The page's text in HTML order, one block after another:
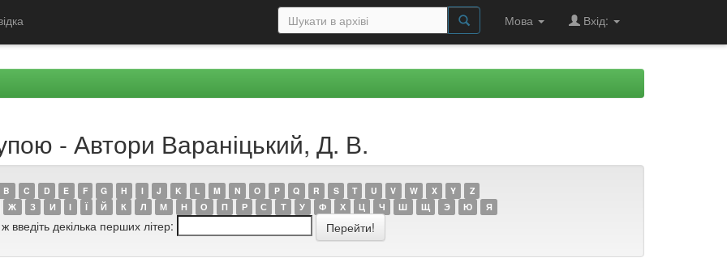
Мова Вхід:
- Автори Вараніцький, Д. В.
B C D E F G H I J K L M N O P Q R S T U V W X Y
Z
Ж З И І Ї Й К Л М Н О П Р С Т У Ф Х Ц Ч Ш Щ Э Ю Я
введіть декілька перших літер: